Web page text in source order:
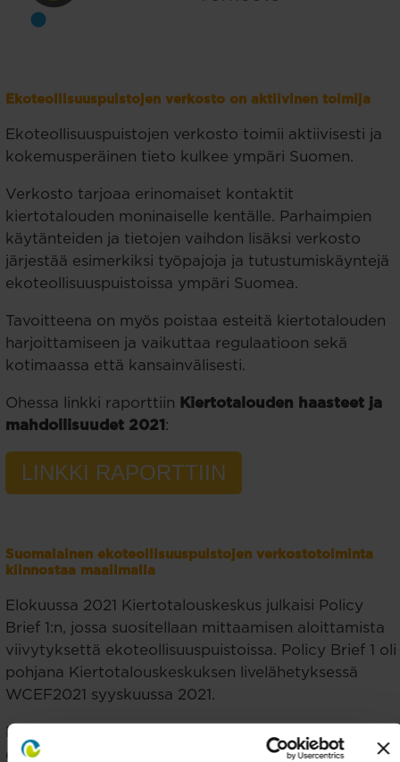
Ekoteollisuuspuistojen verkosto on aktiivinen toimija
Ekoteollisuuspuistojen verkosto toimii aktiivisesti ja
kokemusperäinen tieto kulkee ympäri Suomen.
Verkosto tarjoaa erinomaiset kontaktit
kiertotalouden moninaiselle kentälle. Parhaimpien
käytänteiden ja tietojen vaihdon lisäksi verkosto
järjestää esimerkiksi työpajoja ja tutustumiskäyntejä
ekoteollisuuspuistoissa ympäri Suomea.
Tavoitteena on myös poistaa esteitä kiertotalouden
harjoittamiseen ja vaikuttaa regulaatioon sekä
kotimaassa että kansainvälisesti.
Ohessa linkki raporttiin
Kiertotalouden haasteet ja
mahdollisuudet 2021 :
LINKKI RAPORTTIIN
Suomalainen ekoteollisuuspuistojen verkostotoiminta
kiinnostaa maailmalla
Elokuussa 2021 Kiertotalouskeskus julkaisi Policy
Brief 1:n, jossa suositellaan mittaamisen aloittamista
viivytyksettä ekoteollisuuspuistoissa. Policy Brief 1 oli
pohjana Kiertotalouskeskuksen livelähetyksessä
WCEF2021 syyskuussa 2021.
Livesessio keräsi osallistujia eri puolilta maailmaa ja
ekoteollisuuspuistojen verkoston avoin yhteistyömalli